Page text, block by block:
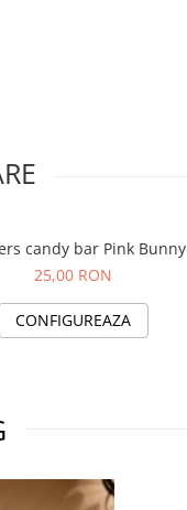
candy bar Pink Bunny
25,00 RON
CONFIGUREAZA